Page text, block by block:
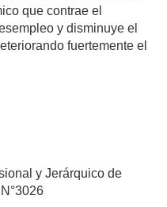
que contrae el
y disminuye el
fuertemente el
y Jerárquico de